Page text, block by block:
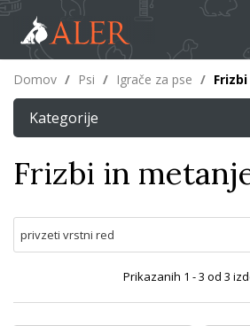
Domov / Psi / Igrače za pse /
Kategorije
Frizbi in
Prikazanih 1 - 3 od 3